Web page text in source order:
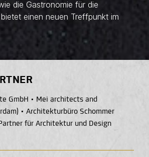
die Gastronomie für die
einen neuen Treffpunkt im
GmbH • Mei architects and
• Architekturbüro Schommer
für Architektur und Design